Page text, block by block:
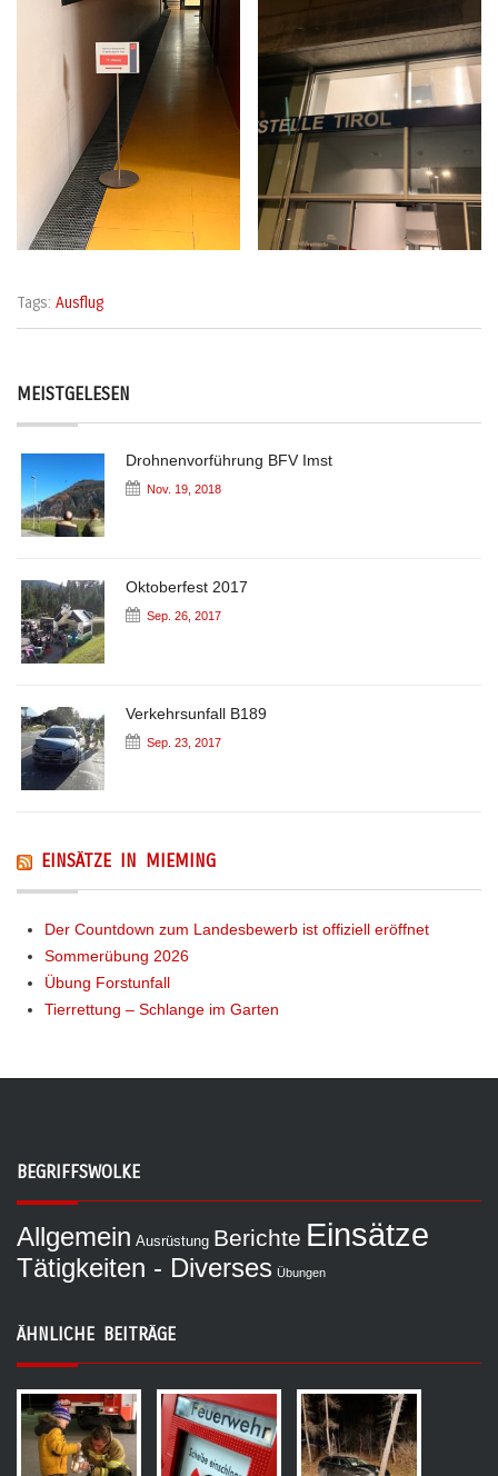
Tags: Ausflug
MEISTGELESEN
Drohnenvorführung BFV Imst
Nov. 19, 2018
Oktoberfest 2017
Sep. 26, 2017
Verkehrsunfall B189
Sep. 23, 2017
EINSÄTZE IN MIEMING
Der Countdown zum Landesbewerb ist offiziell eröffnet
Sommerübung 2026
Übung Forstunfall
Tierrettung – Schlange im Garten
BEGRIFFSWOLKE
Allgemein Ausrüstung Berichte Einsätze
Tätigkeiten - Diverses Übungen
ÄHNLICHE BEITRÄGE